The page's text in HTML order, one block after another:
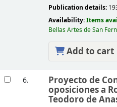
Publication details:
Availability:Items
Bellas Artes de San
Add to cart
6. Proyecto de
oposiciones a
Teodoro de